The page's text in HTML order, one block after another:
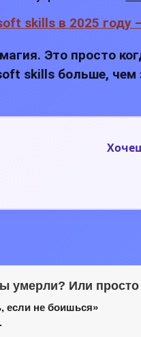
Это просто
skills больше, чем
умерли? Или
если не боишься»